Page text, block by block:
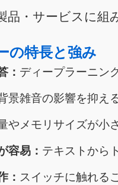
品・サービスに組
の特長と強み
： ディープラーニン
景雑音の影響を抑え
やメモリサイズが小
容易： テキストから
： スイッチに触れる